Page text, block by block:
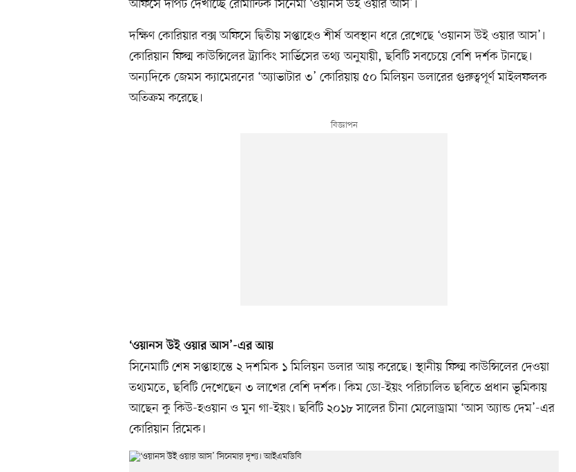
অফিসে দাপট দেখাচ্ছে রোমান্টিক সিনেমা ‘ওয়ানস উই ওয়ার আস’।
দক্ষিণ কোরিয়ার বক্স অফিসে দ্বিতীয় সপ্তাহেও শীর্ষ অবস্থান ধরে রেখেছে ‘ওয়ানস উই ওয়ার আস’।
কোরিয়ান ফিল্ম কাউন্সিলের ট্র্যাকিং সার্ভিসের তথ্য অনুযায়ী, ছবিটি সবচেয়ে বেশি দর্শক টানছে।
অন্যদিকে জেমস ক্যামেরনের ‘অ্যাভাটার ৩’ কোরিয়ায় ৫০ মিলিয়ন ডলারের গুরুত্বপূর্ণ মাইলফলক
অতিক্রম করেছে।
‘ওয়ানস উই ওয়ার আস’-এর আয়
সিনেমাটি শেষ সপ্তাহান্তে ২ দশমিক ১ মিলিয়ন ডলার আয় করেছে। স্থানীয় ফিল্ম কাউন্সিলের দেওয়া
তথ্যমতে, ছবিটি দেখেছেন ৩ লাখের বেশি দর্শক। কিম ডো-ইয়ং পরিচালিত ছবিতে প্রধান ভূমিকায়
আছেন কু কিউ-হওয়ান ও মুন গা-ইয়ং। ছবিটি ২০১৮ সালের চীনা মেলোড্রামা ‘আস অ্যান্ড দেম’-এর
কোরিয়ান রিমেক।